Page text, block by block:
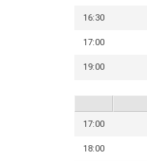
16:30
17:00
19:00
17:00
18:00